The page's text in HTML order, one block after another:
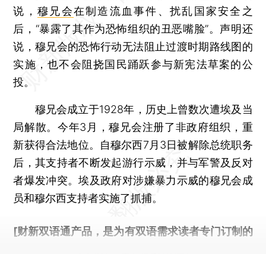
说， 穆兄会在制造流血事件、扰乱国家安全之
后，“暴露了其作为恐怖组织的丑恶嘴脸”。声明还
说，穆兄会的恐怖行动无法阻止过渡时期路线图的
实施，也不会阻挠国民踊跃参与新宪法草案的公
投。
穆兄会成立于1928年，历史上曾数次遭埃及当
局解散。今年3月，穆兄会注册了非政府组织，重
新获得合法地位。自穆尔西7月3日被解除总统职务
后，其支持者不断发起游行示威，并与军警及反对
者爆发冲突。埃及政府对涉嫌暴力示威的穆兄会成
员和穆尔西支持者实施了抓捕。
[财新双语通产品，是为有双语需求读者专门订制的